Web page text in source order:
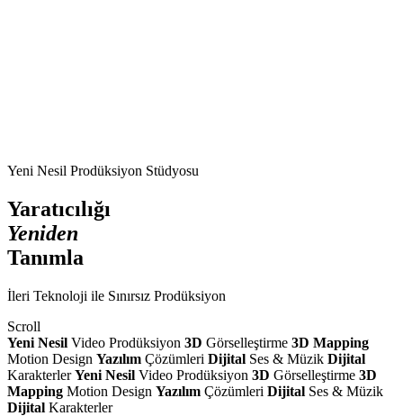
Yeni Nesil Prodüksiyon Stüdyosu
Yaratıcılığı
Yeniden
Tanımla
İleri Teknoloji ile Sınırsız Prodüksiyon
Scroll
Yeni Nesil Video Prodüksiyon 3D Görselleştirme 3D Mapping
Motion Design Yazılım Çözümleri Dijital Ses & Müzik Dijital
Karakterler Yeni Nesil Video Prodüksiyon 3D Görselleştirme 3D
Mapping Motion Design Yazılım Çözümleri Dijital Ses & Müzik
Dijital Karakterler